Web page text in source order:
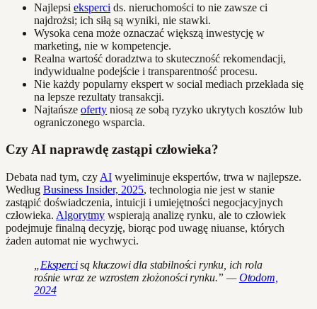
Najlepsi eksperci ds. nieruchomości to nie zawsze ci
najdrożsi; ich siłą są wyniki, nie stawki.
Wysoka cena może oznaczać większą inwestycję w
marketing, nie w kompetencje.
Realna wartość doradztwa to skuteczność rekomendacji,
indywidualne podejście i transparentność procesu.
Nie każdy popularny ekspert w social mediach przekłada się
na lepsze rezultaty transakcji.
Najtańsze oferty niosą ze sobą ryzyko ukrytych kosztów lub
ograniczonego wsparcia.
Czy AI naprawdę zastąpi człowieka?
Debata nad tym, czy AI wyeliminuje ekspertów, trwa w najlepsze.
Według Business Insider, 2025, technologia nie jest w stanie
zastąpić doświadczenia, intuicji i umiejętności negocjacyjnych
człowieka. Algorytmy wspierają analizę rynku, ale to człowiek
podejmuje finalną decyzję, biorąc pod uwagę niuanse, których
żaden automat nie wychwyci.
Ekspercisą kluczowi dla stabilności rynku, ich rola
rośnie wraz ze wzrostem złożoności rynku.” —Otodom,
2024